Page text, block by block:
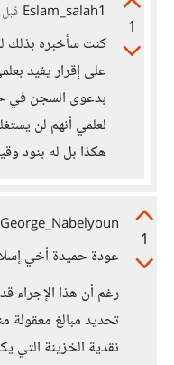
1
Eslam_salah1
كنت سأخبره بذلك
على إقرار يفيد
بدعوى السجن في
لعلمي أنهم لن
هكذا بل له بنود
1
George_Nabelyoun
عودة حميدة أخي
رغم أن هذا الإجراء
تحديد مبالغ
نقدية الخزينة التي